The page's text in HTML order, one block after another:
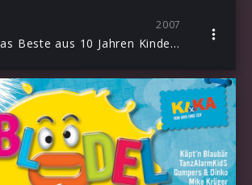
2007
KiKA Hits – Das Beste aus 10 Jahren Kinderkanal